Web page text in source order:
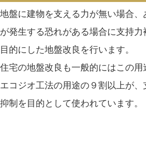
地盤に建物を支える力が無い場合
が発生する恐れがある場合に支持
目的にした地盤改良を行います。
住宅の地盤改良も一般的にはこの用
エコジオ工法の用途の９割以上が
抑制を目的として使われています。